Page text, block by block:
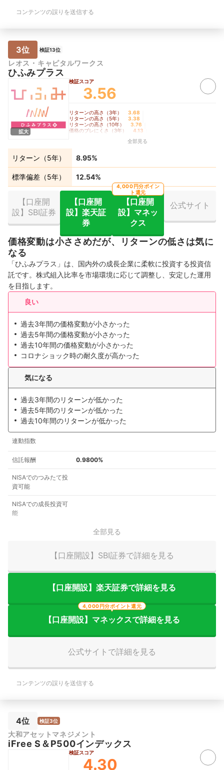
コンテンツの誤りを送信する
3位 検証13位
レオス・キャピタルワークス
ひふみプラス
拡大
検証スコア
3.56
リターンの高さ（3年） 3.68
リターンの高さ（5年） 3.38
リターンの高さ（10年） 3.76
価格のブレにくさ（3年） 4.13
価格のブレにくさ（10年） 4.16｜
コロナショック時の耐久度
全部見る
リターン（5年） 8.95%
標準偏差（5年） 12.54%
【口座開
設】SBI証券
【口座開
設】楽天証
券
【口座開
設】マネッ
クス
4,000円分ポイン
ト還元
公式サイト
価格変動は小ささめだが、リターンの低さは気に
なる
「ひふみプラス」は、国内外の成長企業に柔軟に投資する投資信
託です。株式組入比率を市場環境に応じて調整し、安定した運用
を目指します。
良い
過去3年間の価格変動が小さかった
過去5年間の価格変動が小さかった
過去10年間の価格変動が小さかった
コロナショック時の耐久度が高かった
気になる
過去3年間のリターンが低かった
過去5年間のリターンが低かった
過去10年間のリターンが低かった
連動指数
信託報酬 0.9800%
NISAでのつみたて投
資可能
NISAでの成長投資可
能
全部見る
【口座開設】SBI証券で詳細を見る
【口座開設】楽天証券で詳細を見る
【口座開設】マネックスで詳細を見る
4,000円分ポイント還元
公式サイトで詳細を見る
コンテンツの誤りを送信する
4位 検証3位
大和アセットマネジメント
iFree S＆P500インデックス
検証スコア
4.30